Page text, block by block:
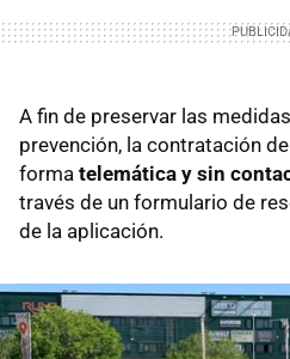
A fin de preservar las
prevención, la contratación
forma telemática y sin
través de un formulario de
de la aplicación.